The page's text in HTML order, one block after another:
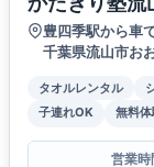
豊四季駅から車
千葉県流山市お
タオルレンタル
子連れOK
無料
営業時